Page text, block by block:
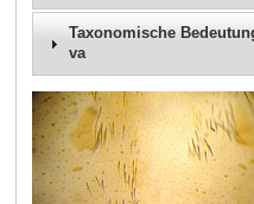
Taxonomische
va